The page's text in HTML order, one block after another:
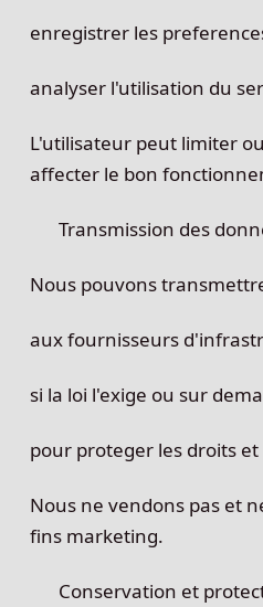
enregistrer les
analyser l'utilisation du
L'utilisateur peut limiter
affecter le bon
Transmission des
Nous pouvons
aux fournisseurs
si la loi l'exige ou sur
pour proteger les droits
Nous ne vendons pas et
fins marketing.
Conservation et